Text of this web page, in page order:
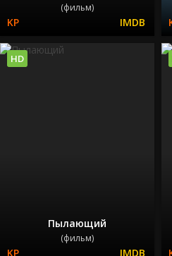
(фильм)
Пылающий
(фильм)
HD